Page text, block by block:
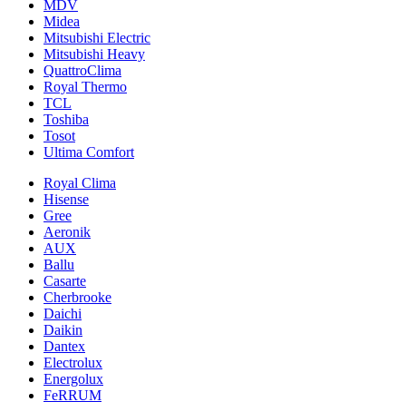
MDV
Midea
Mitsubishi Electric
Mitsubishi Heavy
QuattroClima
Royal Thermo
TCL
Toshiba
Tosot
Ultima Comfort
Royal Clima
Hisense
Gree
Aeronik
AUX
Ballu
Casarte
Cherbrooke
Daichi
Daikin
Dantex
Electrolux
Energolux
FeRRUM